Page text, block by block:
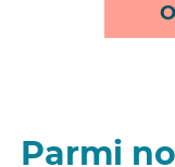
Parmi